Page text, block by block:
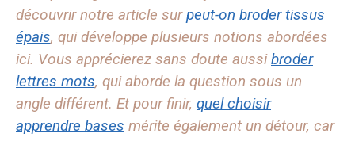
découvrir notre article surpeut-on broder tissus
épais, qui développe plusieurs notions abordées
ici. Vous apprécierez sans doute aussibroder
lettres mots, qui aborde la question sous un
angle différent. Et pour finir, quel choisir
apprendre bases mérite également un détour, car